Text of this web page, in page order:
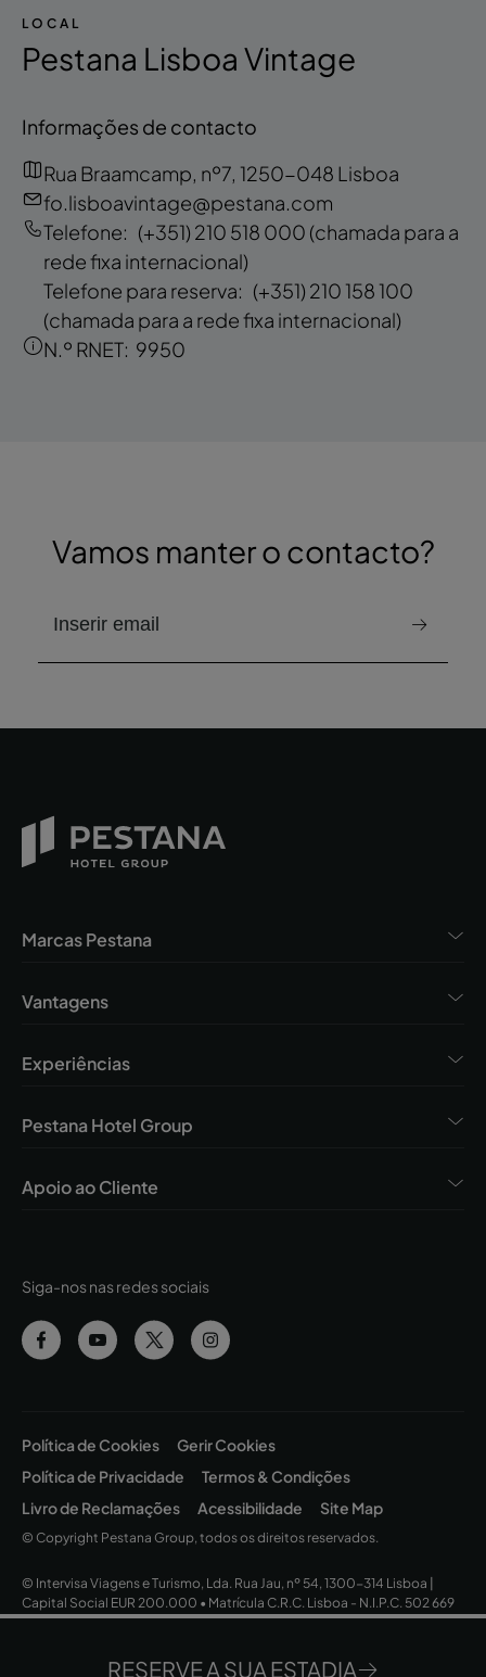
RESERVE A SUA ESTADIA
LOCAL
Pestana Lisboa Vintage
Informações de contacto
Rua Braamcamp, nº7, 1250-048 Lisboa
fo.lisboavintage@pestana.com
Telefone: (+351) 210 518 000 (chamada para a
rede fixa internacional)
Telefone para reserva: (+351) 210 158 100
(chamada para a rede fixa internacional)
N.º RNET: 9950
Vamos manter o contacto?
e-mail para receber a newsletter
Siga-nos nas redes sociais
Marcas Pestana
Vantagens
Experiências
Pestana Hotel Group
Apoio ao Cliente
Política de Cookies
Gerir Cookies
Política de Privacidade
Termos & Condições
Livro de Reclamações
Acessibilidade Site Map
© Copyright Pestana Group, todos os direitos reservados.
© Intervisa Viagens e Turismo, Lda. Rua Jau, nº 54, 1300-314 Lisboa |
Capital Social EUR 200.000 • Matrícula C.R.C. Lisboa - N.I.P.C. 502 669
152 • Alvará Nº 163/1962